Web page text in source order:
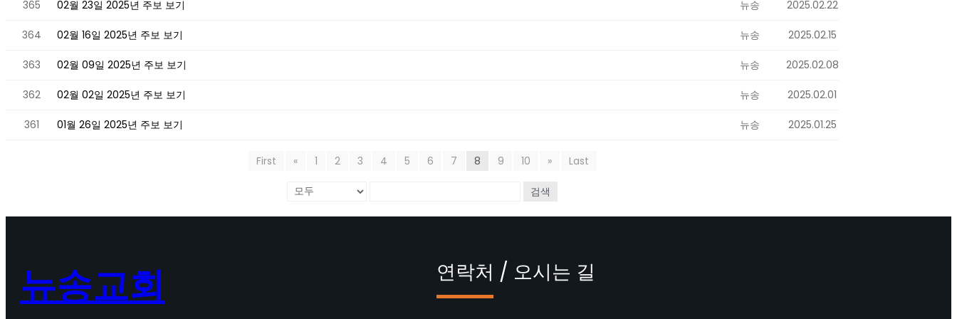
365 02월 23일 2025년 주보 보기 뉴송 2025.02.22
364 02월 16일 2025년 주보 보기 뉴송 2025.02.15
363 02월 09일 2025년 주보 보기 뉴송 2025.02.08
362 02월 02일 2025년 주보 보기 뉴송 2025.02.01
361 01월 26일 2025년 주보 보기 뉴송 2025.01.25
First « 1 2 3 4 5 6 7 8 9 10 » Last
검색
뉴송교회 연락처 / 오시는 길